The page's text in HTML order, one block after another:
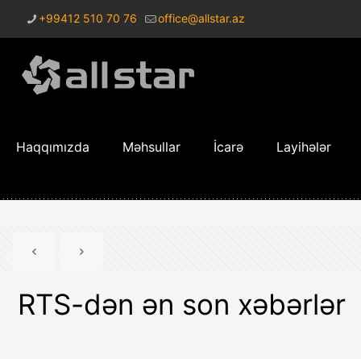
+99412 510 70 76 office@allstar.az
Haqqımızda Məhsullar İcarə Layihələr
RTS-dən ən son xəbərlər